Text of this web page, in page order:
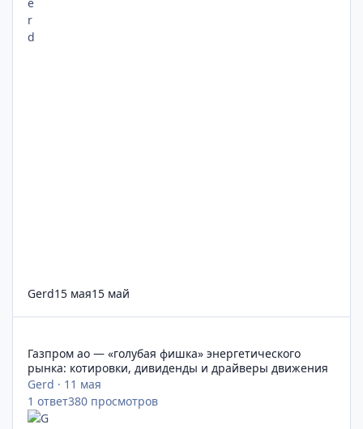
Gerd15 мая15 май
Газпром ао — «голубая фишка» энергетического
рынка: котировки, дивиденды и драйверы движения
Gerd · 11 мая
1 ответ380 просмотров